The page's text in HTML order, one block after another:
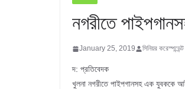
নগরীতে
January 25, 2019 সিনিয়র করেস্পন্ডেন্ট
দ: প্রতিবেদক
খুলনা নগরীতে পাইপগানসহ এক যুবককে